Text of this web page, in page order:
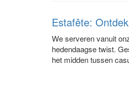
Estafête:
We serveren vanuit
hedendaagse twist.
het midden tussen